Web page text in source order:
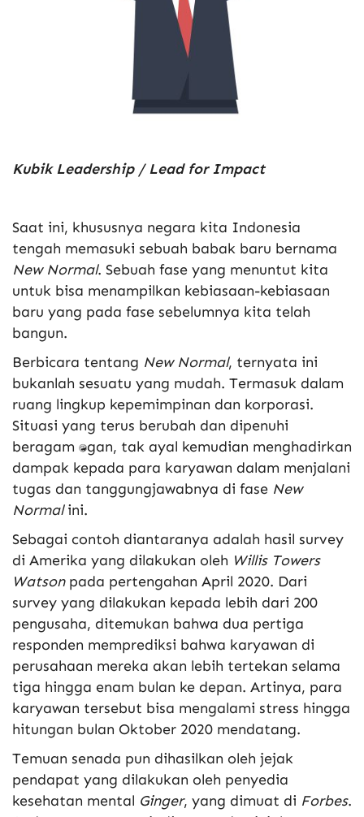
Kubik Leadership / Lead for Impact
Saat ini, khususnya negara kita Indonesia
tengah memasuki sebuah babak baru bernama
New Normal. Sebuah fase yang menuntut kita
untuk bisa menampilkan kebiasaan-kebiasaan
baru yang pada fase sebelumnya kita telah
bangun.
Berbicara tentang New Normal, ternyata ini
bukanlah sesuatu yang mudah. Termasuk dalam
ruang lingkup kepemimpinan dan korporasi.
Situasi yang terus berubah dan dipenuhi
beragam tantangan, tak ayal kemudian menghadirkan
dampak kepada para karyawan dalam menjalani
tugas dan tanggungjawabnya di fase New
Normalini.
Sebagai contoh diantaranya adalah hasil survey
di Amerika yang dilakukan oleh Willis Towers
Watsonpada pertengahan April 2020. Dari
survey yang dilakukan kepada lebih dari 200
pengusaha, ditemukan bahwa dua pertiga
responden memprediksi bahwa karyawan di
perusahaan mereka akan lebih tertekan selama
tiga hingga enam bulan ke depan. Artinya, para
karyawan tersebut bisa mengalami stress hingga
hitungan bulan Oktober 2020 mendatang.
Temuan senada pun dihasilkan oleh jejak
pendapat yang dilakukan oleh penyedia
kesehatan mental Ginger, yang dimuat di Forbes.